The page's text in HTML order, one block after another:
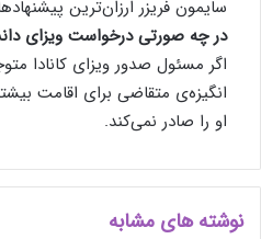
سایمون فریزر ارزان‌ترین
در چه صورتی درخواست ویزای
اگر مسئول صدور ویزای كانادا
انگیزه‌ی متقاضی برای اقامت
او را صادر نمی‌كند.
نوشته های مشابه